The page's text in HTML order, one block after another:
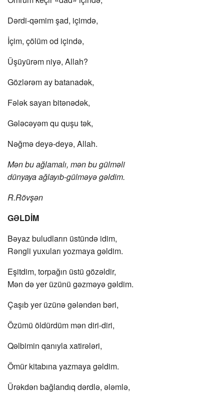
Dərdi-qəmim şad, içimdə,
İçim, çölüm od içində,
Üşüyürəm niyə, Allah?
Gözlərəm ay batanadək,
Fələk sayan bitənədək,
Gələcəyəm qu quşu tək,
Nəğmə deyə-deyə, Allah.
Mən bu ağlamalı, mən bu gülməli
dünyaya ağlayıb-gülməyə gəldim.
R.Rövşən
GƏLDİM
Bəyaz buludların üstündə idim,
Rəngli yuxuları yozmaya gəldim.
Eşitdim, torpağın üstü gözəldir,
Mən də yer üzünü gəzməyə gəldim.
Çaşıb yer üzünə gələndən bəri,
Özümü öldürdüm mən diri-diri,
Qəlbimin qanıyla xatirələri,
Ömür kitabına yazmaya gəldim.
Ürəkdən bağlandıq dərdlə, ələmlə,